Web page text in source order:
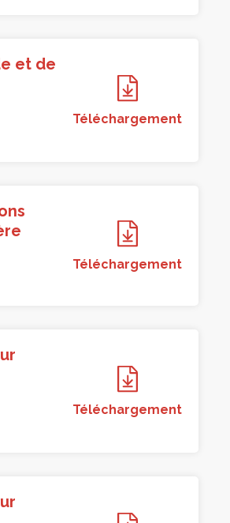
et de
Téléchargement
Téléchargement
Téléchargement